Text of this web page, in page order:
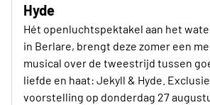
Hyde
Hét openluchtspektakel aan het
in Berlare, brengt deze zomer een
musical over de tweestrijd tussen
liefde en haat: Jekyll & Hyde.
voorstelling op donderdag 27